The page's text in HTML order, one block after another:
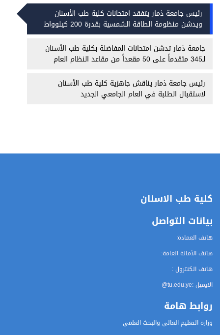
رئيس جامعة ذمار يتفقد امتحانات كلية طب الأسنان
ويدشن منظومة الطاقة الشمسية بقدرة 200 كيلوواط
جامعة ذمار تدشن امتحانات المفاضلة بكلية طب الأسنان
لـ345 متقدماً على 50 مقعداً من مقاعد النظام العام
رئيس جامعة ذمار يناقش جاهزية كلية طب الأسنان
لاستقبال الطلبة في العام الجامعي الجديد
كلية طب الاسنان
بيانات التواصل
هاتف العمادة:
هاتف الأمانة العامة:
هاتف الكنترول :
الايميل :@tu.edu.ye
روابط هامة
وزارة التعليم العالي والبحث العلمي